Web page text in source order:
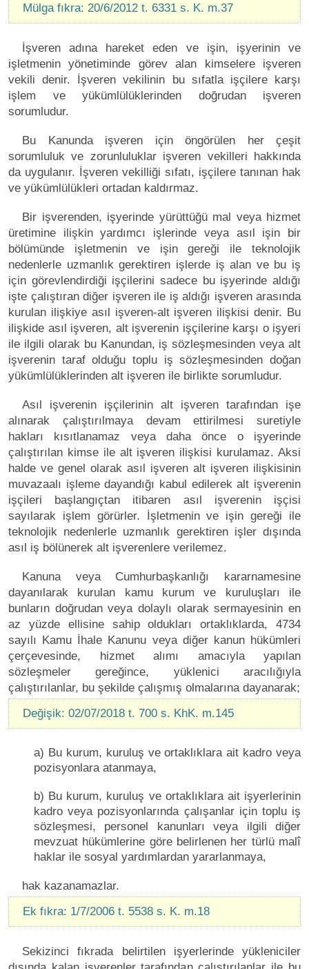
Mülga fıkra: 20/6/2012 t. 6331 s. K. m.37
İşveren adına hareket eden ve işin, işyerinin ve
işletmenin yönetiminde görev alan kimselere işveren
vekili denir. İşveren vekilinin bu sıfatla işçilere karşı
işlem ve yükümlülüklerinden doğrudan işveren
sorumludur.
Bu Kanunda işveren için öngörülen her çeşit
sorumluluk ve zorunluluklar işveren vekilleri hakkında
da uygulanır. İşveren vekilliği sıfatı, işçilere tanınan hak
ve yükümlülükleri ortadan kaldırmaz.
Bir işverenden, işyerinde yürüttüğü mal veya hizmet
üretimine ilişkin yardımcı işlerinde veya asıl işin bir
bölümünde işletmenin ve işin gereği ile teknolojik
nedenlerle uzmanlık gerektiren işlerde iş alan ve bu iş
için görevlendirdiği işçilerini sadece bu işyerinde aldığı
işte çalıştıran diğer işveren ile iş aldığı işveren arasında
kurulan ilişkiye asıl işveren-alt işveren ilişkisi denir. Bu
ilişkide asıl işveren, alt işverenin işçilerine karşı o işyeri
ile ilgili olarak bu Kanundan, iş sözleşmesinden veya alt
işverenin taraf olduğu toplu iş sözleşmesinden doğan
yükümlülüklerinden alt işveren ile birlikte sorumludur.
Asıl işverenin işçilerinin alt işveren tarafından işe
alınarak çalıştırılmaya devam ettirilmesi suretiyle
hakları kısıtlanamaz veya daha önce o işyerinde
çalıştırılan kimse ile alt işveren ilişkisi kurulamaz. Aksi
halde ve genel olarak asıl işveren alt işveren ilişkisinin
muvazaalı işleme dayandığı kabul edilerek alt işverenin
işçileri başlangıçtan itibaren asıl işverenin işçisi
sayılarak işlem görürler. İşletmenin ve işin gereği ile
teknolojik nedenlerle uzmanlık gerektiren işler dışında
asıl iş bölünerek alt işverenlere verilemez.
Kanuna veya Cumhurbaşkanlığı kararnamesine
dayanılarak kurulan kamu kurum ve kuruluşları ile
bunların doğrudan veya dolaylı olarak sermayesinin en
az yüzde ellisine sahip oldukları ortaklıklarda, 4734
sayılı Kamu İhale Kanunu veya diğer kanun hükümleri
çerçevesinde, hizmet alımı amacıyla yapılan
sözleşmeler gereğince, yüklenici aracılığıyla
çalıştırılanlar, bu şekilde çalışmış olmalarına dayanarak;
Değişik: 02/07/2018 t. 700 s. KhK. m.145
a) Bu kurum, kuruluş ve ortaklıklara ait kadro veya
pozisyonlara atanmaya,
b) Bu kurum, kuruluş ve ortaklıklara ait işyerlerinin
kadro veya pozisyonlarında çalışanlar için toplu iş
sözleşmesi, personel kanunları veya ilgili diğer
mevzuat hükümlerine göre belirlenen her türlü malî
haklar ile sosyal yardımlardan yararlanmaya,
hak kazanamazlar.
Ek fıkra: 1/7/2006 t. 5538 s. K. m.18
Sekizinci fıkrada belirtilen işyerlerinde yükleniciler